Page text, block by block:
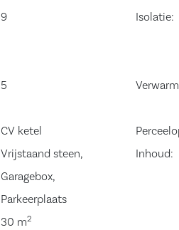
9 Isolatie:
5
CV ketel
Vrijstaand steen,
Garagebox,
Parkeerplaats
Inhoud:
30 m2